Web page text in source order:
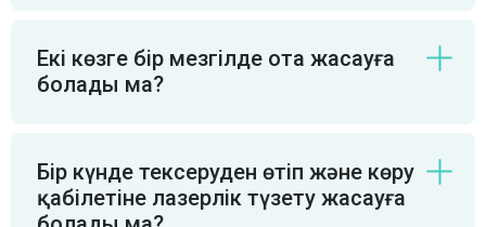
Екі көзге бір мезгілде ота жасауға
болады ма?
Бір күнде тексеруден өтіп және көру
қабілетіне лазерлік түзету жасауға